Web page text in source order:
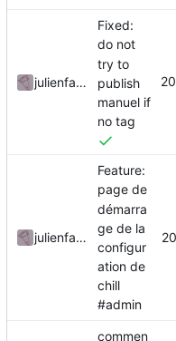
julienfastre
Fixed:
do not
try to
publish
manuel if
no tag
julienfastre
Feature:
page de
démarra
ge de la
configur
ation de
chill
#admin
commen